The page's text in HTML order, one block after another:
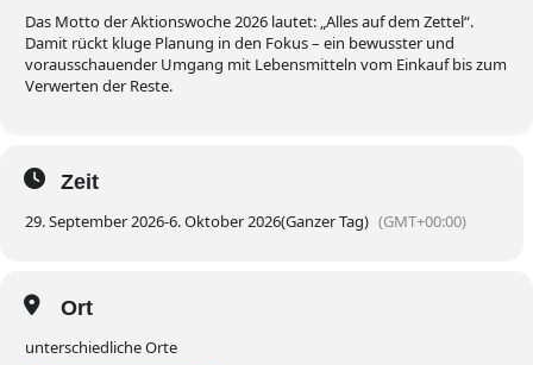
Das Motto der Aktionswoche 2026 lautet: „Alles auf dem Zettel“.
Damit rückt kluge Planung in den Fokus – ein bewusster und
vorausschauender Umgang mit Lebensmitteln vom Einkauf bis zum
Verwerten der Reste.
Zeit
29. September 2026-6. Oktober 2026(Ganzer Tag) (GMT+00:00)
Ort
unterschiedliche Orte